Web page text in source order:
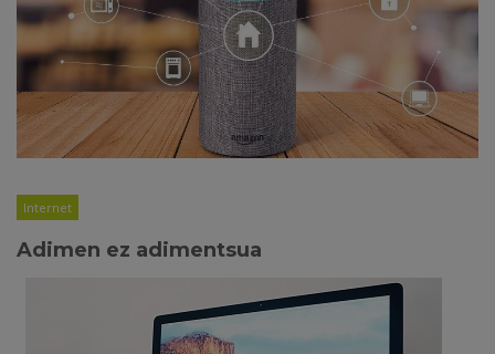
Internet
Adimen ez adimentsua